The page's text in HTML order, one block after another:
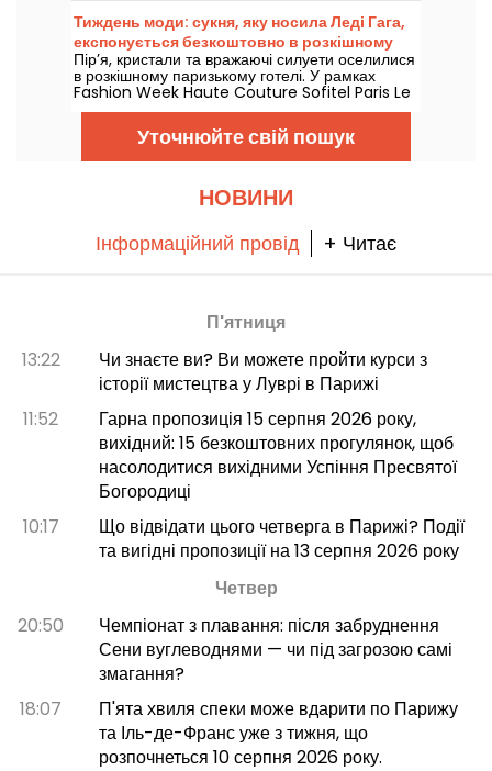
поради та підказки, роботи, які варто відкрити
для себе, виставки, які проходять зараз, а
також ціни та безкоштовний вхід, який ви
можете отримати для найкращих відкриттів у
найкращих умовах.
Тиждень моди: сукня, яку носила Леді Гага,
експонується безкоштовно в розкішному
готелі Парижа — фото
Пір’я, кристали та вражаючі силуети оселилися
в розкішному паризькому готелі. У рамках
Fashion Week Haute Couture Sofitel Paris Le
Faubourg безкоштовно презентує кілька
модних творів, що носили світові зірки, до 6
жовтня 2026 року.
Уточнюйте свій пошук
НОВИНИ
Інформаційний провід + Читає
П'ятниця
13:22
Чи знаєте ви? Ви можете пройти курси з
історії мистецтва у Луврі в Парижі
11:52
Гарна пропозиція 15 серпня 2026 року,
вихідний: 15 безкоштовних прогулянок, щоб
насолодитися вихідними Успіння Пресвятої
Богородиці
10:17
Що відвідати цього четверга в Парижі? Події
та вигідні пропозиції на 13 серпня 2026 року
Четвер
20:50
Чемпіонат з плавання: після забруднення
Сени вуглеводнями — чи під загрозою самі
змагання?
18:07
П'ята хвиля спеки може вдарити по Парижу
та Іль-де-Франс уже з тижня, що
розпочнеться 10 серпня 2026 року.